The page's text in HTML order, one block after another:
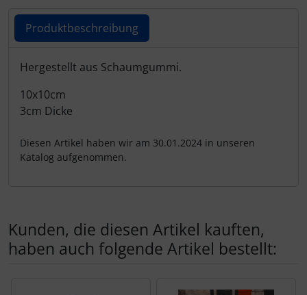
Produktbeschreibung
Produktbeschreibung
Hergestellt aus Schaumgummi.
10x10cm
3cm Dicke
Diesen Artikel haben wir am 30.01.2024 in unseren
Katalog aufgenommen.
Kunden, die diesen Artikel kauften,
haben auch folgende Artikel bestellt: